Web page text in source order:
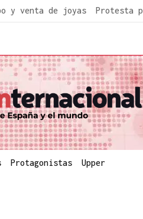
y venta de joyas Protesta
Protagonistas Upper